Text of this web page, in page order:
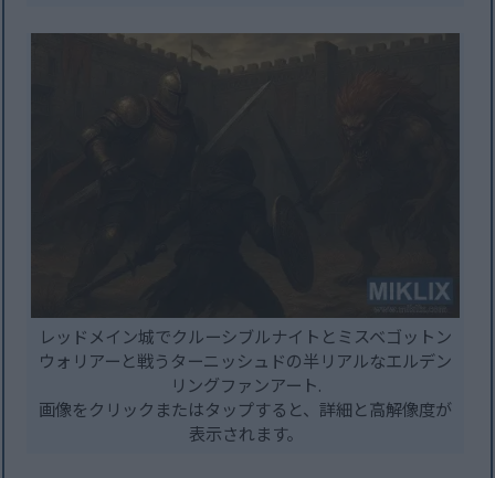
レッドメイン城でクルーシブルナイトとミスベゴットン
ウォリアーと戦うターニッシュドの半リアルなエルデン
リングファンアート.
画像をクリックまたはタップすると、詳細と高解像度が
表示されます。